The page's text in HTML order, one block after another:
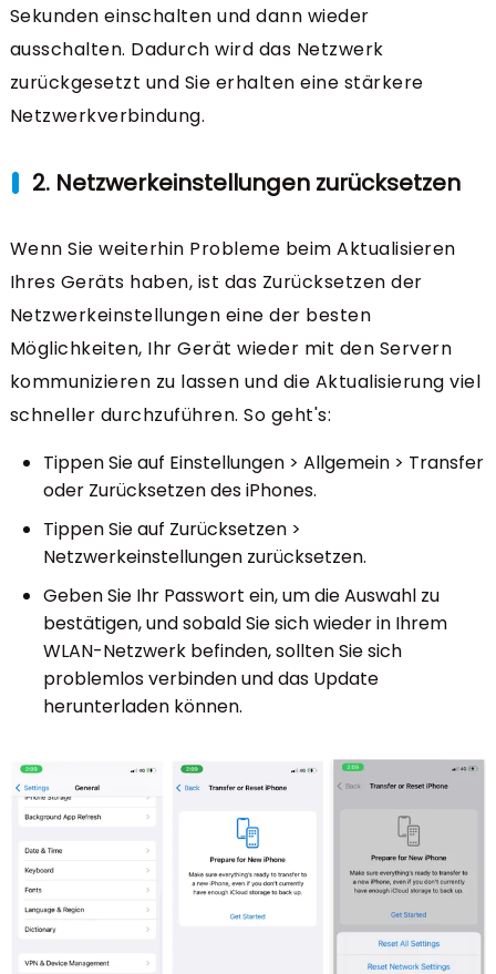
Sekunden einschalten und dann wieder
ausschalten. Dadurch wird das Netzwerk
zurückgesetzt und Sie erhalten eine stärkere
Netzwerkverbindung.
2. Netzwerkeinstellungen zurücksetzen
Wenn Sie weiterhin Probleme beim Aktualisieren
Ihres Geräts haben, ist das Zurücksetzen der
Netzwerkeinstellungen eine der besten
Möglichkeiten, Ihr Gerät wieder mit den Servern
kommunizieren zu lassen und die Aktualisierung viel
schneller durchzuführen. So geht's:
Tippen Sie auf Einstellungen > Allgemein > Transfer
oder Zurücksetzen des iPhones.
Tippen Sie auf Zurücksetzen >
Netzwerkeinstellungen zurücksetzen.
Geben Sie Ihr Passwort ein, um die Auswahl zu
bestätigen, und sobald Sie sich wieder in Ihrem
WLAN-Netzwerk befinden, sollten Sie sich
problemlos verbinden und das Update
herunterladen können.